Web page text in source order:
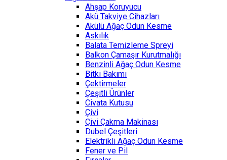
Ahşap Koruyucu
Akü Takviye Cihazları
Akülü Ağaç Odun Kesme
Askılık
Balata Temizleme Spreyi
Balkon Çamaşır Kurutmalığı
Benzinli Ağaç Odun Kesme
Bitki Bakımı
Çektirmeler
Çeşitli Ürünler
Civata Kutusu
Çivi
Çivi Çakma Makinası
Dubel Çeşitleri
Elektrikli Ağaç Odun Kesme
Fener ve Pil